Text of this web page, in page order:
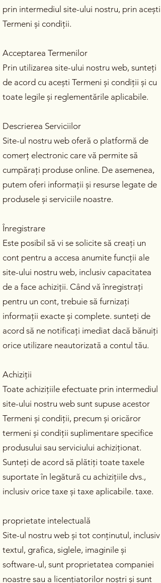
prin intermediul site-ului nostru, prin acești
Termeni și condiții.
Acceptarea Termenilor
Prin utilizarea site-ului nostru web, sunteți
de acord cu acești Termeni și condiții și cu
toate legile și reglementările aplicabile.
Descrierea Serviciilor
Site-ul nostru web oferă o platformă de
comerț electronic care vă permite să
cumpărați produse online. De asemenea,
putem oferi informații și resurse legate de
produsele și serviciile noastre.
Înregistrare
Este posibil să vi se solicite să creați un
cont pentru a accesa anumite funcții ale
site-ului nostru web, inclusiv capacitatea
de a face achiziții. Când vă înregistrați
pentru un cont, trebuie să furnizați
informații exacte și complete. sunteți de
acord să ne notificați imediat dacă bănuiți
orice utilizare neautorizată a contul tău.
Achiziții
Toate achizițiile efectuate prin intermediul
site-ului nostru web sunt supuse acestor
Termeni și condiții, precum și oricăror
termeni și condiții suplimentare specifice
produsului sau serviciului achiziționat.
Sunteți de acord să plătiți toate taxele
suportate în legătură cu achizițiile dvs.,
inclusiv orice taxe și taxe aplicabile. taxe.
proprietate intelectuală
Site-ul nostru web și tot conținutul, inclusiv
textul, grafica, siglele, imaginile și
software-ul, sunt proprietatea companiei
noastre sau a licențiatorilor noștri și sunt